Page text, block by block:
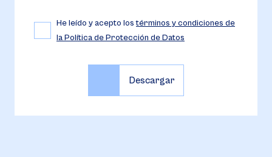
He leído y acepto lostérminos y condiciones de
la Política de Protección de Datos